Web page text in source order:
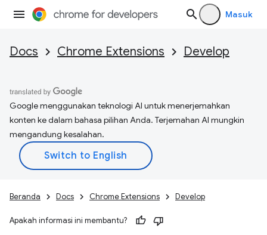
Masuk
Docs Chrome Extensions Develop
Google menggunakan teknologi AI untuk menerjemahkan
konten ke dalam bahasa pilihan Anda. Terjemahan AI mungkin
mengandung kesalahan.
Beranda Docs Chrome Extensions Develop
Apakah informasi ini membantu?